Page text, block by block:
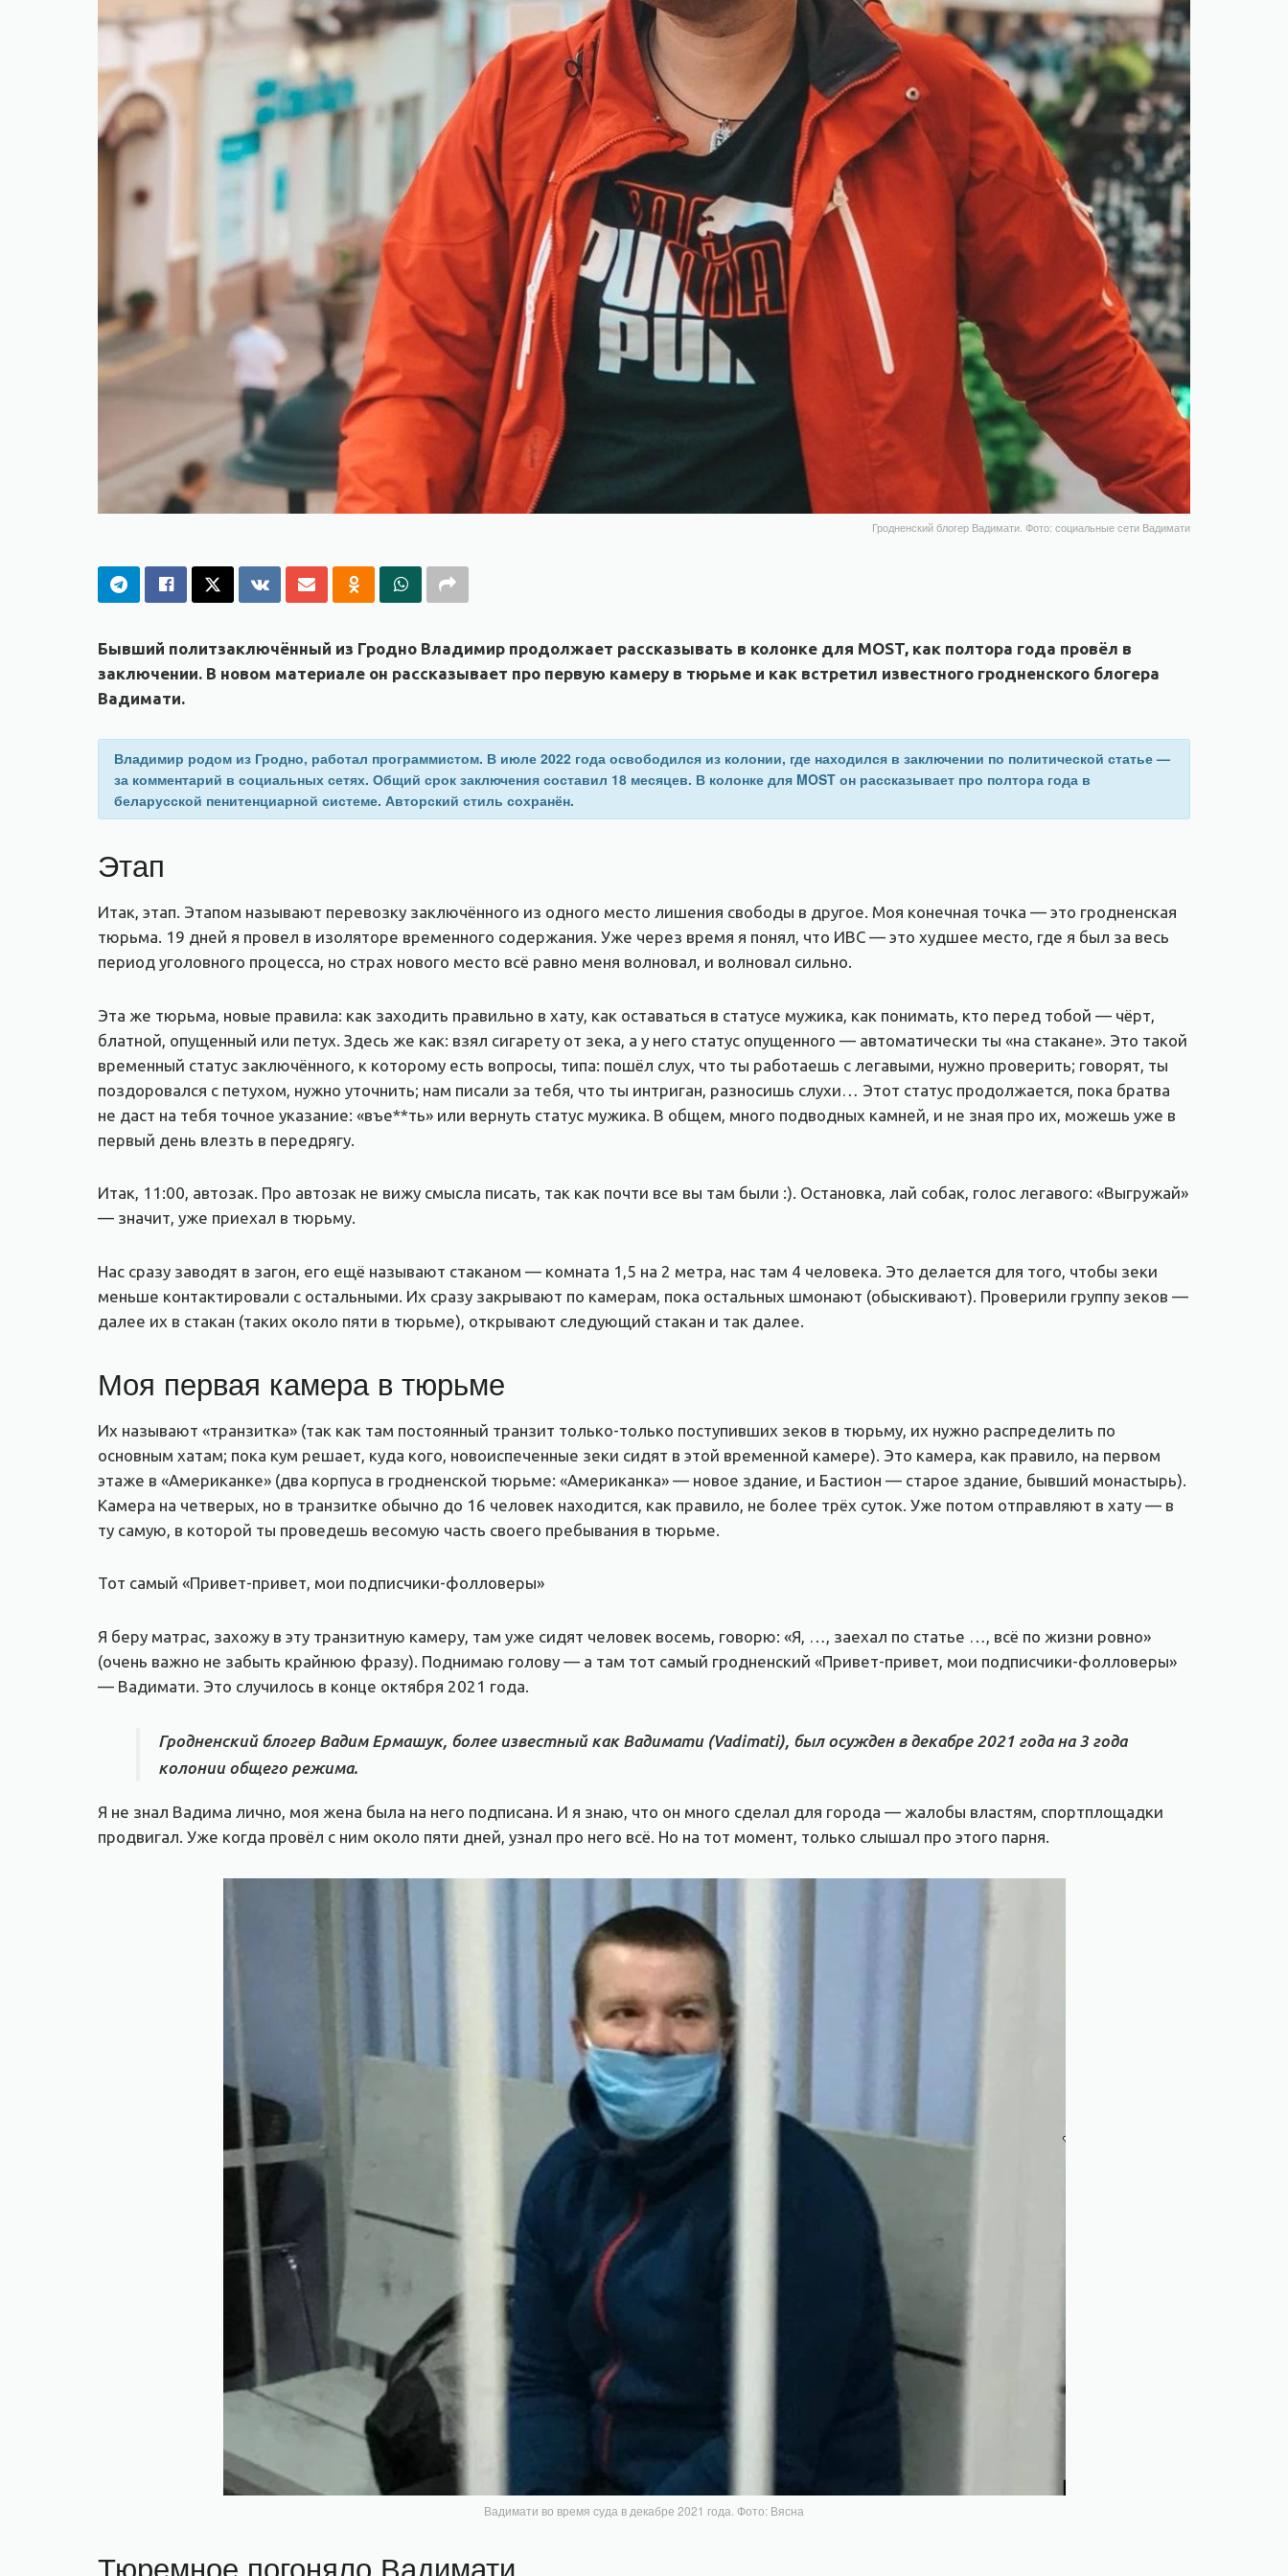
Гродненский блогер Вадимати. Фото: социальные сети Вадимати
Бывший политзаключённый из Гродно Владимир продолжает рассказывать в колонке для MOST, как полтора года провёл в
заключении. В новом материале он рассказывает про первую камеру в тюрьме и как встретил известного гродненского блогера
Вадимати.
Владимир родом из Гродно, работал программистом. В июле 2022 года освободился из колонии, где находился в заключении по политической статье —
за комментарий в социальных сетях. Общий срок заключения составил 18 месяцев. В колонке для MOST он рассказывает про полтора года в
беларусской пенитенциарной системе. Авторский стиль сохранён.
Этап
Итак, этап. Этапом называют перевозку заключённого из одного место лишения свободы в другое. Моя конечная точка — это гродненская
тюрьма. 19 дней я провел в изоляторе временного содержания. Уже через время я понял, что ИВС — это худшее место, где я был за весь
период уголовного процесса, но страх нового место всё равно меня волновал, и волновал сильно.
Эта же тюрьма, новые правила: как заходить правильно в хату, как оставаться в статусе мужика, как понимать, кто перед тобой — чёрт,
блатной, опущенный или петух. Здесь же как: взял сигарету от зека, а у него статус опущенного — автоматически ты «на стакане». Это такой
временный статус заключённого, к которому есть вопросы, типа: пошёл слух, что ты работаешь с легавыми, нужно проверить; говорят, ты
поздоровался с петухом, нужно уточнить; нам писали за тебя, что ты интриган, разносишь слухи… Этот статус продолжается, пока братва
не даст на тебя точное указание: «въе**ть» или вернуть статус мужика. В общем, много подводных камней, и не зная про их, можешь уже в
первый день влезть в передрягу.
Итак, 11:00, автозак. Про автозак не вижу смысла писать, так как почти все вы там были :). Остановка, лай собак, голос легавого: «Выгружай»
— значит, уже приехал в тюрьму.
Нас сразу заводят в загон, его ещё называют стаканом — комната 1,5 на 2 метра, нас там 4 человека. Это делается для того, чтобы зеки
меньше контактировали с остальными. Их сразу закрывают по камерам, пока остальных шмонают (обыскивают). Проверили группу зеков —
далее их в стакан (таких около пяти в тюрьме), открывают следующий стакан и так далее.
Моя первая камера в тюрьме
Их называют «транзитка» (так как там постоянный транзит только-только поступивших зеков в тюрьму, их нужно распределить по
основным хатам; пока кум решает, куда кого, новоиспеченные зеки сидят в этой временной камере). Это камера, как правило, на первом
этаже в «Американке» (два корпуса в гродненской тюрьме: «Американка» — новое здание, и Бастион — старое здание, бывший монастырь).
Камера на четверых, но в транзитке обычно до 16 человек находится, как правило, не более трёх суток. Уже потом отправляют в хату — в
ту самую, в которой ты проведешь весомую часть своего пребывания в тюрьме.
Тот самый «Привет-привет, мои подписчики-фолловеры»
Я беру матрас, захожу в эту транзитную камеру, там уже сидят человек восемь, говорю: «Я, …, заехал по статье …, всё по жизни ровно»
(очень важно не забыть крайнюю фразу). Поднимаю голову — а там тот самый гродненский «Привет-привет, мои подписчики-фолловеры»
— Вадимати. Это случилось в конце октября 2021 года.
Гродненский блогер Вадим Ермашук, более известный как Вадимати (Vadimati), был осужден в декабре 2021 года на 3 года
колонии общего режима.
Я не знал Вадима лично, моя жена была на него подписана. И я знаю, что он много сделал для города — жалобы властям, спортплощадки
продвигал. Уже когда провёл с ним около пяти дней, узнал про него всё. Но на тот момент, только слышал про этого парня.
Вадимати во время суда в декабре 2021 года. Фото: Вясна
Тюремное погоняло Вадимати